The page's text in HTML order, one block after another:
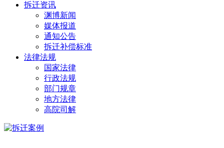
拆迁资讯
渊博新闻
媒体报道
通知公告
拆迁补偿标准
法律法规
国家法律
行政法规
部门规章
地方法律
高院司解